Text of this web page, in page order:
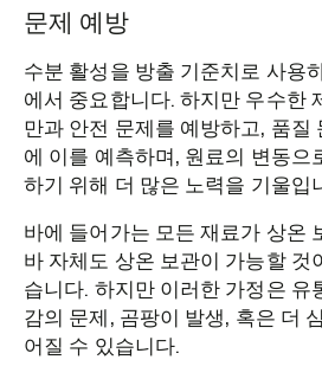
문제 예방
수분 활성을 방출 기준치로 사용
에서 중요합니다. 하지만 우수한
만과 안전 문제를 예방하고, 품질
에 이를 예측하며, 원료의 변동으
하기 위해 더 많은 노력을 기울입
바에 들어가는 모든 재료가 상온
바 자체도 상온 보관이 가능할 것
습니다. 하지만 이러한 가정은 유
감의 문제, 곰팡이 발생, 혹은 더
어질 수 있습니다.